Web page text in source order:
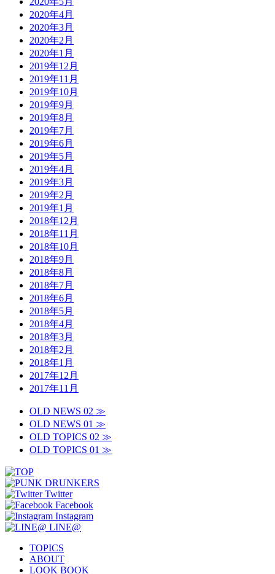
2020年4月
2020年3月
2020年2月
2020年1月
2019年12月
2019年11月
2019年10月
2019年9月
2019年8月
2019年7月
2019年6月
2019年5月
2019年4月
2019年3月
2019年2月
2019年1月
2018年12月
2018年11月
2018年10月
2018年9月
2018年8月
2018年7月
2018年6月
2018年5月
2018年4月
2018年3月
2018年2月
2018年1月
2017年12月
2017年11月
OLD NEWS 02 ≫
OLD NEWS 01 ≫
OLD TOPICS 02 ≫
OLD TOPICS 01 ≫
Twitter
Facebook
Instagram
LINE@
TOPICS
ABOUT
LOOK BOOK